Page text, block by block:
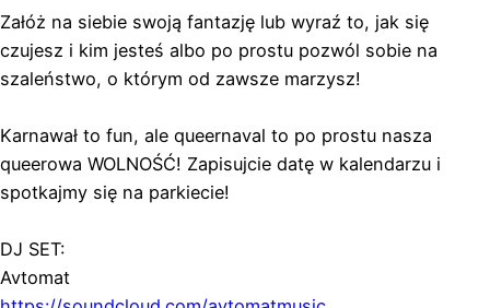
Załóż na siebie swoją fantazję lub wyraź to, jak się
czujesz i kim jesteś albo po prostu pozwól sobie na
szaleństwo, o którym od zawsze marzysz!
Karnawał to fun, ale queernaval to po prostu nasza
queerowa WOLNOŚĆ! Zapisujcie datę w kalendarzu i
spotkajmy się na parkiecie!
DJ SET:
Avtomat